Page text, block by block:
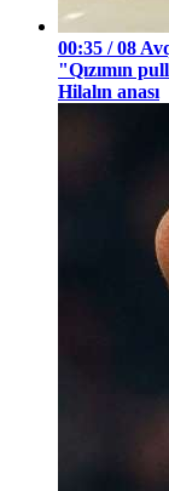
00:35 / 08
"Qızımın
Hilalın anası